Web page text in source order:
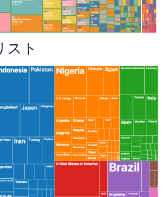
スト